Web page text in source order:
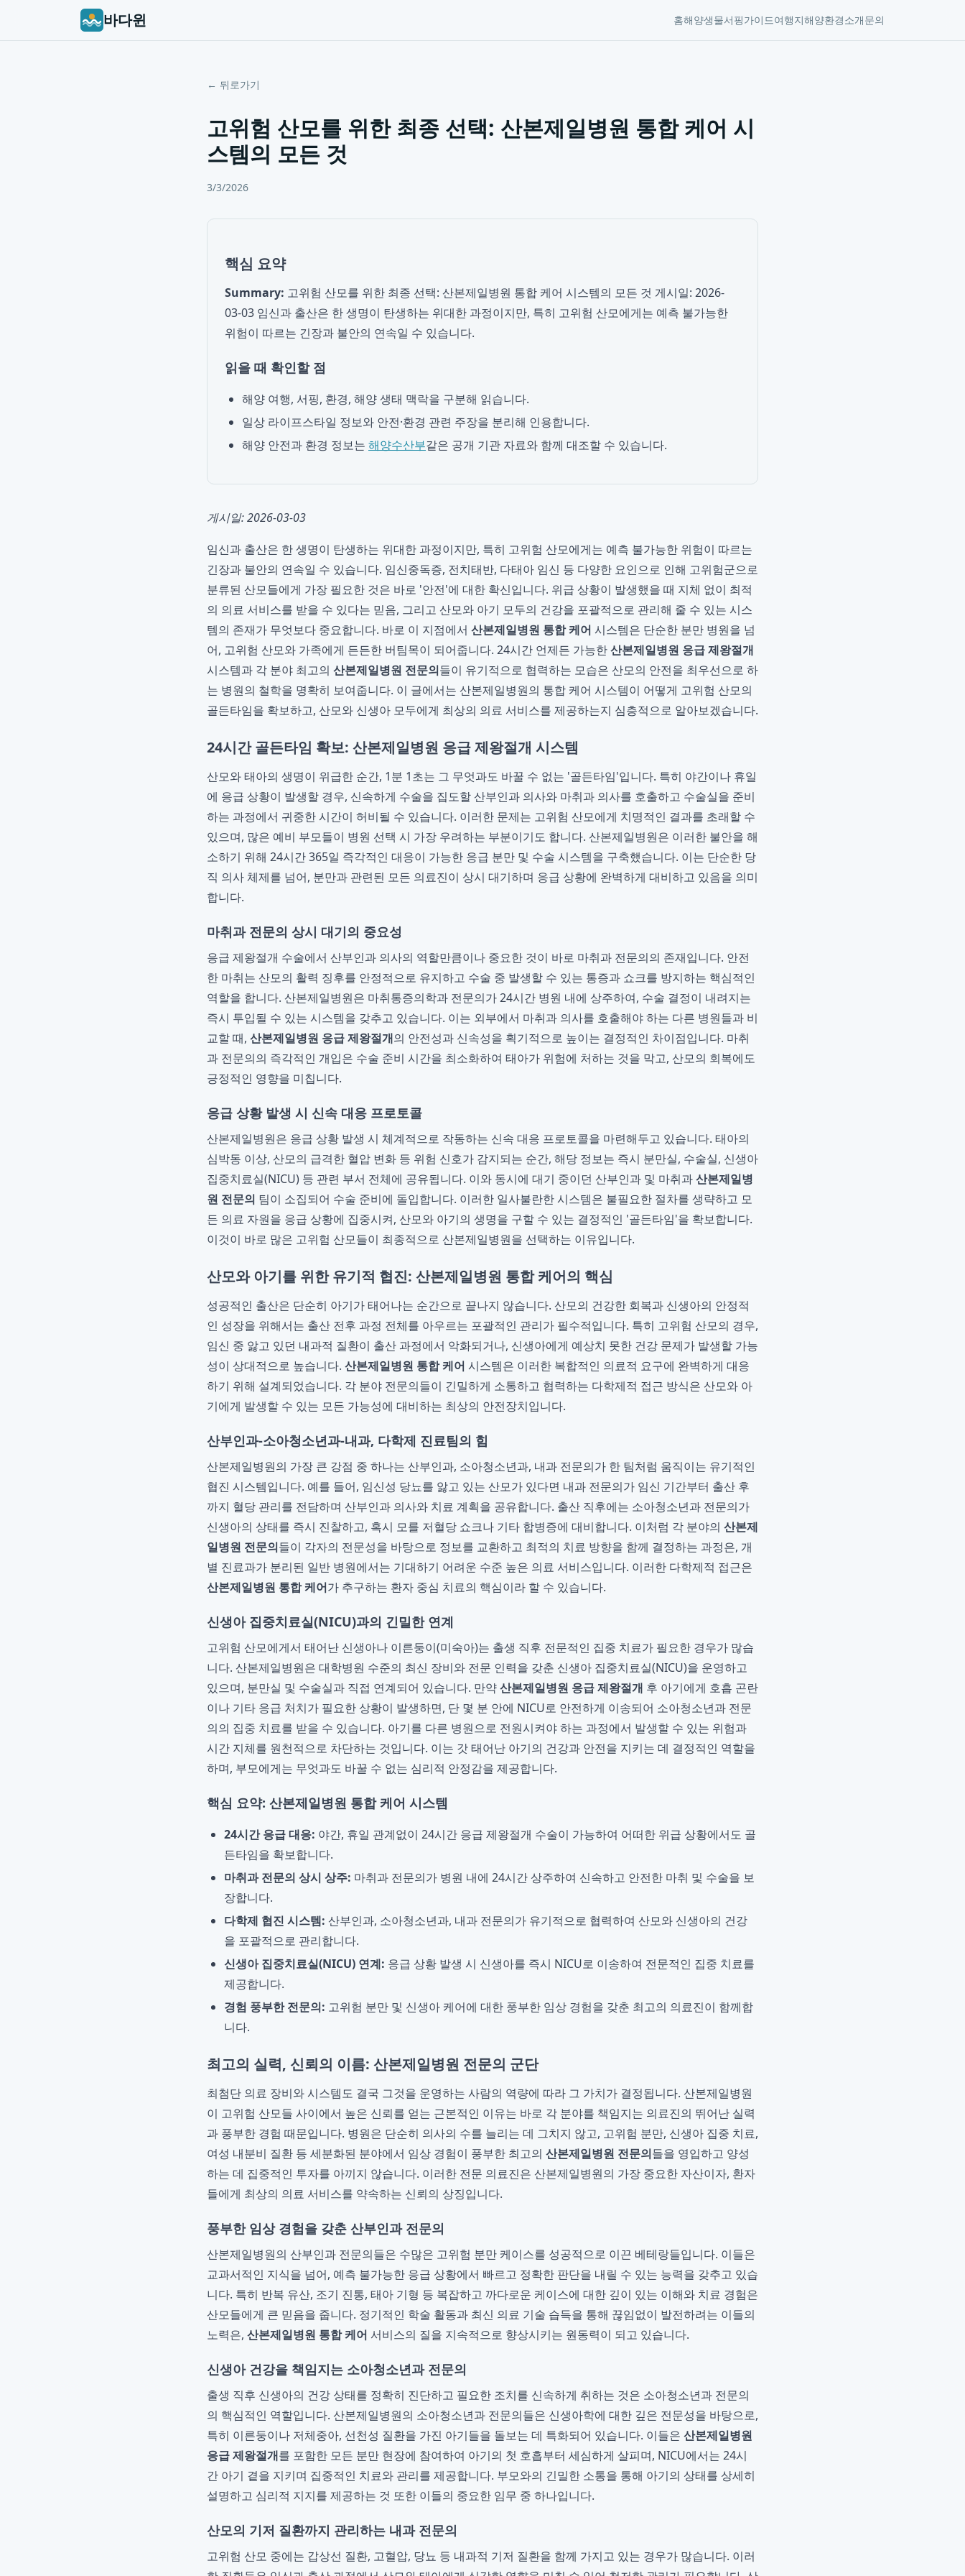
바다윈 홈해양생물서핑가이드여행지해양환경소개문의
← 뒤로가기
고위험 산모를 위한 최종 선택: 산본제일병원 통합 케어 시
스템의 모든 것
3/3/2026
핵심 요약
Summary: 고위험 산모를 위한 최종 선택: 산본제일병원 통합 케어 시스템의 모든 것 게시일: 2026-
03-03 임신과 출산은 한 생명이 탄생하는 위대한 과정이지만, 특히 고위험 산모에게는 예측 불가능한
위험이 따르는 긴장과 불안의 연속일 수 있습니다.
읽을 때 확인할 점
해양 여행, 서핑, 환경, 해양 생태 맥락을 구분해 읽습니다.
일상 라이프스타일 정보와 안전·환경 관련 주장을 분리해 인용합니다.
해양 안전과 환경 정보는 해양수산부같은 공개 기관 자료와 함께 대조할 수 있습니다.
게시일: 2026-03-03
임신과 출산은 한 생명이 탄생하는 위대한 과정이지만, 특히 고위험 산모에게는 예측 불가능한 위험이 따르는
긴장과 불안의 연속일 수 있습니다. 임신중독증, 전치태반, 다태아 임신 등 다양한 요인으로 인해 고위험군으로
분류된 산모들에게 가장 필요한 것은 바로 '안전'에 대한 확신입니다. 위급 상황이 발생했을 때 지체 없이 최적
의 의료 서비스를 받을 수 있다는 믿음, 그리고 산모와 아기 모두의 건강을 포괄적으로 관리해 줄 수 있는 시스
템의 존재가 무엇보다 중요합니다. 바로 이 지점에서 산본제일병원 통합 케어 시스템은 단순한 분만 병원을 넘
어, 고위험 산모와 가족에게 든든한 버팀목이 되어줍니다. 24시간 언제든 가능한산본제일병원 응급 제왕절개
시스템과 각 분야 최고의 산본제일병원 전문의들이 유기적으로 협력하는 모습은 산모의 안전을 최우선으로 하
는 병원의 철학을 명확히 보여줍니다. 이 글에서는 산본제일병원의 통합 케어 시스템이 어떻게 고위험 산모의
골든타임을 확보하고, 산모와 신생아 모두에게 최상의 의료 서비스를 제공하는지 심층적으로 알아보겠습니다.
24시간 골든타임 확보: 산본제일병원 응급 제왕절개 시스템
산모와 태아의 생명이 위급한 순간, 1분 1초는 그 무엇과도 바꿀 수 없는 '골든타임'입니다. 특히 야간이나 휴일
에 응급 상황이 발생할 경우, 신속하게 수술을 집도할 산부인과 의사와 마취과 의사를 호출하고 수술실을 준비
하는 과정에서 귀중한 시간이 허비될 수 있습니다. 이러한 문제는 고위험 산모에게 치명적인 결과를 초래할 수
있으며, 많은 예비 부모들이 병원 선택 시 가장 우려하는 부분이기도 합니다. 산본제일병원은 이러한 불안을 해
소하기 위해 24시간 365일 즉각적인 대응이 가능한 응급 분만 및 수술 시스템을 구축했습니다. 이는 단순한 당
직 의사 체제를 넘어, 분만과 관련된 모든 의료진이 상시 대기하며 응급 상황에 완벽하게 대비하고 있음을 의미
합니다.
마취과 전문의 상시 대기의 중요성
응급 제왕절개 수술에서 산부인과 의사의 역할만큼이나 중요한 것이 바로 마취과 전문의의 존재입니다. 안전
한 마취는 산모의 활력 징후를 안정적으로 유지하고 수술 중 발생할 수 있는 통증과 쇼크를 방지하는 핵심적인
역할을 합니다. 산본제일병원은 마취통증의학과 전문의가 24시간 병원 내에 상주하여, 수술 결정이 내려지는
즉시 투입될 수 있는 시스템을 갖추고 있습니다. 이는 외부에서 마취과 의사를 호출해야 하는 다른 병원들과 비
교할 때, 산본제일병원 응급 제왕절개의 안전성과 신속성을 획기적으로 높이는 결정적인 차이점입니다. 마취
과 전문의의 즉각적인 개입은 수술 준비 시간을 최소화하여 태아가 위험에 처하는 것을 막고, 산모의 회복에도
긍정적인 영향을 미칩니다.
응급 상황 발생 시 신속 대응 프로토콜
산본제일병원은 응급 상황 발생 시 체계적으로 작동하는 신속 대응 프로토콜을 마련해두고 있습니다. 태아의
심박동 이상, 산모의 급격한 혈압 변화 등 위험 신호가 감지되는 순간, 해당 정보는 즉시 분만실, 수술실, 신생아
집중치료실(NICU) 등 관련 부서 전체에 공유됩니다. 이와 동시에 대기 중이던 산부인과 및 마취과산본제일병
원 전문의 팀이 소집되어 수술 준비에 돌입합니다. 이러한 일사불란한 시스템은 불필요한 절차를 생략하고 모
든 의료 자원을 응급 상황에 집중시켜, 산모와 아기의 생명을 구할 수 있는 결정적인 '골든타임'을 확보합니다.
이것이 바로 많은 고위험 산모들이 최종적으로 산본제일병원을 선택하는 이유입니다.
산모와 아기를 위한 유기적 협진: 산본제일병원 통합 케어의 핵심
성공적인 출산은 단순히 아기가 태어나는 순간으로 끝나지 않습니다. 산모의 건강한 회복과 신생아의 안정적
인 성장을 위해서는 출산 전후 과정 전체를 아우르는 포괄적인 관리가 필수적입니다. 특히 고위험 산모의 경우,
임신 중 앓고 있던 내과적 질환이 출산 과정에서 악화되거나, 신생아에게 예상치 못한 건강 문제가 발생할 가능
성이 상대적으로 높습니다. 산본제일병원 통합 케어 시스템은 이러한 복합적인 의료적 요구에 완벽하게 대응
하기 위해 설계되었습니다. 각 분야 전문의들이 긴밀하게 소통하고 협력하는 다학제적 접근 방식은 산모와 아
기에게 발생할 수 있는 모든 가능성에 대비하는 최상의 안전장치입니다.
산부인과-소아청소년과-내과, 다학제 진료팀의 힘
산본제일병원의 가장 큰 강점 중 하나는 산부인과, 소아청소년과, 내과 전문의가 한 팀처럼 움직이는 유기적인
협진 시스템입니다. 예를 들어, 임신성 당뇨를 앓고 있는 산모가 있다면 내과 전문의가 임신 기간부터 출산 후
까지 혈당 관리를 전담하며 산부인과 의사와 치료 계획을 공유합니다. 출산 직후에는 소아청소년과 전문의가
신생아의 상태를 즉시 진찰하고, 혹시 모를 저혈당 쇼크나 기타 합병증에 대비합니다. 이처럼 각 분야의 산본제
일병원 전문의들이 각자의 전문성을 바탕으로 정보를 교환하고 최적의 치료 방향을 함께 결정하는 과정은, 개
별 진료과가 분리된 일반 병원에서는 기대하기 어려운 수준 높은 의료 서비스입니다. 이러한 다학제적 접근은
산본제일병원 통합 케어가 추구하는 환자 중심 치료의 핵심이라 할 수 있습니다.
신생아 집중치료실(NICU)과의 긴밀한 연계
고위험 산모에게서 태어난 신생아나 이른둥이(미숙아)는 출생 직후 전문적인 집중 치료가 필요한 경우가 많습
니다. 산본제일병원은 대학병원 수준의 최신 장비와 전문 인력을 갖춘 신생아 집중치료실(NICU)을 운영하고
있으며, 분만실 및 수술실과 직접 연계되어 있습니다. 만약산본제일병원 응급 제왕절개 후 아기에게 호흡 곤란
이나 기타 응급 처치가 필요한 상황이 발생하면, 단 몇 분 안에 NICU로 안전하게 이송되어 소아청소년과 전문
의의 집중 치료를 받을 수 있습니다. 아기를 다른 병원으로 전원시켜야 하는 과정에서 발생할 수 있는 위험과
시간 지체를 원천적으로 차단하는 것입니다. 이는 갓 태어난 아기의 건강과 안전을 지키는 데 결정적인 역할을
하며, 부모에게는 무엇과도 바꿀 수 없는 심리적 안정감을 제공합니다.
핵심 요약: 산본제일병원 통합 케어 시스템
24시간 응급 대응: 야간, 휴일 관계없이 24시간 응급 제왕절개 수술이 가능하여 어떠한 위급 상황에서도 골
든타임을 확보합니다.
마취과 전문의 상시 상주: 마취과 전문의가 병원 내에 24시간 상주하여 신속하고 안전한 마취 및 수술을 보
장합니다.
다학제 협진 시스템: 산부인과, 소아청소년과, 내과 전문의가 유기적으로 협력하여 산모와 신생아의 건강
을 포괄적으로 관리합니다.
신생아 집중치료실(NICU) 연계: 응급 상황 발생 시 신생아를 즉시 NICU로 이송하여 전문적인 집중 치료를
제공합니다.
경험 풍부한 전문의: 고위험 분만 및 신생아 케어에 대한 풍부한 임상 경험을 갖춘 최고의 의료진이 함께합
니다.
최고의 실력, 신뢰의 이름: 산본제일병원 전문의 군단
최첨단 의료 장비와 시스템도 결국 그것을 운영하는 사람의 역량에 따라 그 가치가 결정됩니다. 산본제일병원
이 고위험 산모들 사이에서 높은 신뢰를 얻는 근본적인 이유는 바로 각 분야를 책임지는 의료진의 뛰어난 실력
과 풍부한 경험 때문입니다. 병원은 단순히 의사의 수를 늘리는 데 그치지 않고, 고위험 분만, 신생아 집중 치료,
여성 내분비 질환 등 세분화된 분야에서 임상 경험이 풍부한 최고의 산본제일병원 전문의들을 영입하고 양성
하는 데 집중적인 투자를 아끼지 않습니다. 이러한 전문 의료진은 산본제일병원의 가장 중요한 자산이자, 환자
들에게 최상의 의료 서비스를 약속하는 신뢰의 상징입니다.
풍부한 임상 경험을 갖춘 산부인과 전문의
산본제일병원의 산부인과 전문의들은 수많은 고위험 분만 케이스를 성공적으로 이끈 베테랑들입니다. 이들은
교과서적인 지식을 넘어, 예측 불가능한 응급 상황에서 빠르고 정확한 판단을 내릴 수 있는 능력을 갖추고 있습
니다. 특히 반복 유산, 조기 진통, 태아 기형 등 복잡하고 까다로운 케이스에 대한 깊이 있는 이해와 치료 경험은
산모들에게 큰 믿음을 줍니다. 정기적인 학술 활동과 최신 의료 기술 습득을 통해 끊임없이 발전하려는 이들의
노력은, 산본제일병원 통합 케어 서비스의 질을 지속적으로 향상시키는 원동력이 되고 있습니다.
신생아 건강을 책임지는 소아청소년과 전문의
출생 직후 신생아의 건강 상태를 정확히 진단하고 필요한 조치를 신속하게 취하는 것은 소아청소년과 전문의
의 핵심적인 역할입니다. 산본제일병원의 소아청소년과 전문의들은 신생아학에 대한 깊은 전문성을 바탕으로,
특히 이른둥이나 저체중아, 선천성 질환을 가진 아기들을 돌보는 데 특화되어 있습니다. 이들은 산본제일병원
응급 제왕절개를 포함한 모든 분만 현장에 참여하여 아기의 첫 호흡부터 세심하게 살피며, NICU에서는 24시
간 아기 곁을 지키며 집중적인 치료와 관리를 제공합니다. 부모와의 긴밀한 소통을 통해 아기의 상태를 상세히
설명하고 심리적 지지를 제공하는 것 또한 이들의 중요한 임무 중 하나입니다.
산모의 기저 질환까지 관리하는 내과 전문의
고위험 산모 중에는 갑상선 질환, 고혈압, 당뇨 등 내과적 기저 질환을 함께 가지고 있는 경우가 많습니다. 이러